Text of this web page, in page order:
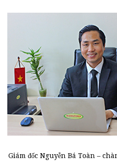
Giám đốc Nguyễn Bá Toàn –